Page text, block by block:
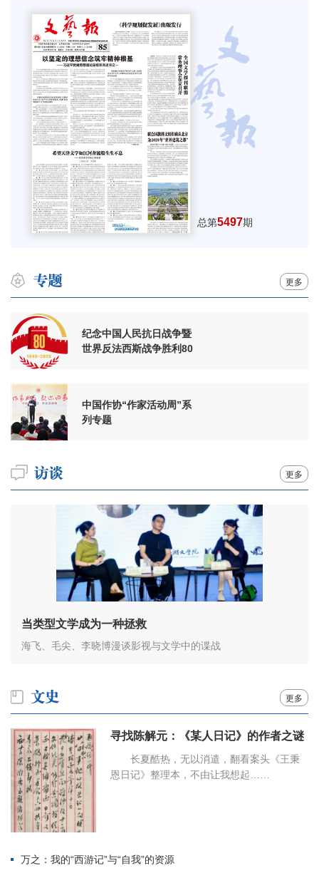
总第5497期
更多
纪念中国人民抗日战争暨
世界反法西斯战争胜利80
中国作协“作家活动周”系
列专题
更多
当类型文学成为一种拯救
海飞、毛尖、李晓博漫谈影视与文学中的谍战
更多
寻找陈解元：《某人日记》的作者之谜
长夏酷热，无以消遣，翻看案头《王秉
恩日记》整理本，不由让我想起……
万之：我的“西游记”与“自我”的资源